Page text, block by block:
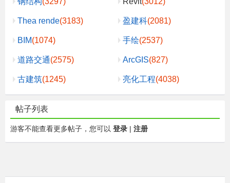
Thea rende(3183) 盈建科(2081)
BIM(1074) 手绘(2537)
道路交通(2575) ArcGIS(827)
古建筑(1245) 亮化工程(4038)
帖子列表
游客不能查看更多帖子，您可以 登录 | 注册